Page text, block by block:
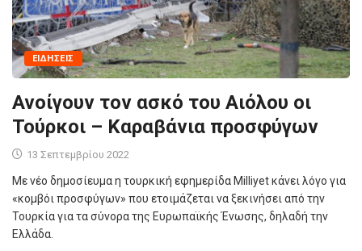
ΕΙΔΉΣΕΙΣ
Ανοίγουν τον ασκό του Αιόλου οι
Τούρκοι – Καραβάνια προσφύγων
13 Σεπτεμβρίου 2022
Με νέο δημοσίευμα η τουρκική εφημερίδα Milliyet κάνει λόγο για
«κομβόι προσφύγων» που ετοιμάζεται να ξεκινήσει από την
Τουρκία για τα σύνορα της Ευρωπαϊκής Ένωσης, δηλαδή την
Ελλάδα.